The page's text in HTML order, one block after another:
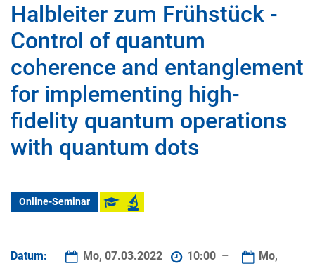
Halbleiter zum Frühstück -
Control of quantum
coherence and entanglement
for implementing high-
fidelity quantum operations
with quantum dots
Online-Seminar
Datum: Mo, 07.03.2022 10:00 –
Mo,